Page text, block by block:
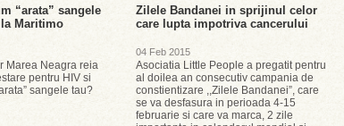
“arata” sangele
Maritimo
Marea Neagra reia
pentru HIV si
sangele tau?
Zilele Bandanei in sprijinul celor
care lupta impotriva cancerului
04 Feb 2015
Asociatia Little People a pregatit pentru
al doilea an consecutiv campania de
constientizare ,,Zilele Bandanei”, care
se va desfasura in perioada 4-15
februarie si care va marca, 2 zile